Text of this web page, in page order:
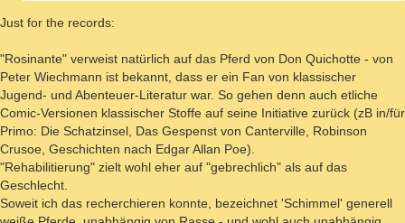
Just for the records:
"Rosinante" verweist natürlich auf das Pferd von Don Quichotte - von
Peter Wiechmann ist bekannt, dass er ein Fan von klassischer
Jugend- und Abenteuer-Literatur war. So gehen denn auch etliche
Comic-Versionen klassischer Stoffe auf seine Initiative zurück (zB in/für
Primo: Die Schatzinsel, Das Gespenst von Canterville, Robinson
Crusoe, Geschichten nach Edgar Allan Poe).
"Rehabilitierung" zielt wohl eher auf "gebrechlich" als auf das
Geschlecht.
Soweit ich das recherchieren konnte, bezeichnet 'Schimmel' generell